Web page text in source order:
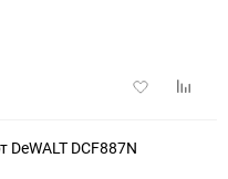
Добавить
DCF887N